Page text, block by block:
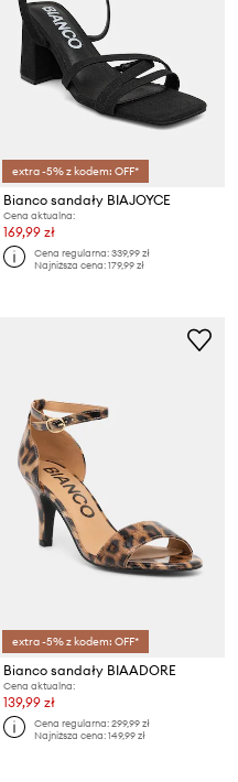
extra -5% z kodem: OFF*
Bianco sandały BIAJOYCE
Cena aktualna:
169,99 zł
Cena regularna:339,99 zł
Najniższa cena:179,99 zł
extra -5% z kodem: OFF*
Bianco sandały BIAADORE
Cena aktualna:
139,99 zł
Cena regularna:299,99 zł
Najniższa cena:149,99 zł